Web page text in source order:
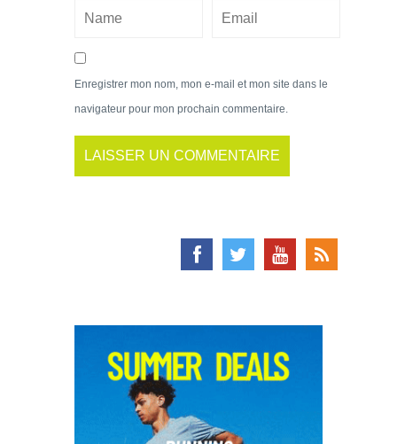
Enregistrer mon nom, mon e-mail et mon site dans le
navigateur pour mon prochain commentaire.